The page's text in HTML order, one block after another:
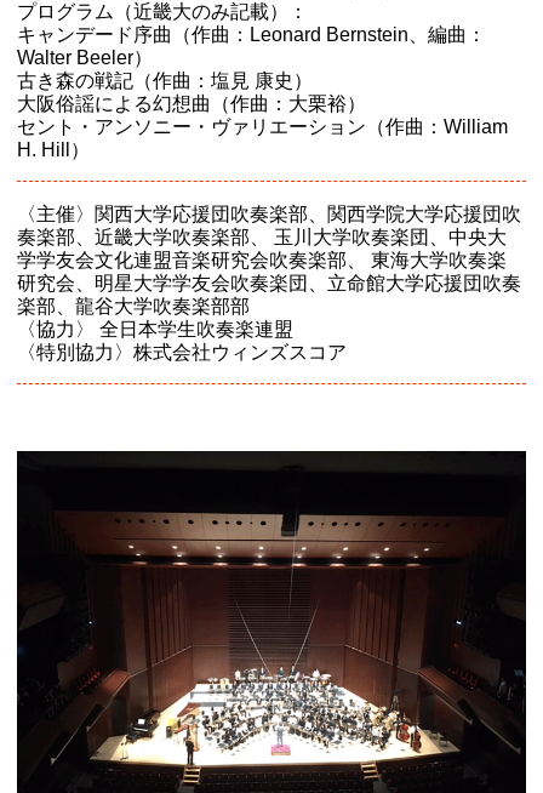
プログラム（近畿大のみ記載）：
キャンデード序曲（作曲：Leonard Bernstein、編曲：
Walter Beeler）
古き森の戦記（作曲：塩見 康史）
大阪俗謡による幻想曲（作曲：大栗裕）
セント・アンソニー・ヴァリエーション（作曲：William
H. Hill）
〈主催〉関西大学応援団吹奏楽部、関西学院大学応援団吹
奏楽部、近畿大学吹奏楽部、 玉川大学吹奏楽団、中央大
学学友会文化連盟音楽研究会吹奏楽部、 東海大学吹奏楽
研究会、明星大学学友会吹奏楽団、立命館大学応援団吹奏
楽部、龍谷大学吹奏楽部部
〈協力〉 全日本学生吹奏楽連盟
〈特別協力〉株式会社ウィンズスコア